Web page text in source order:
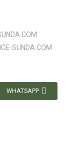
SUNDA.COM
WHATSAPP